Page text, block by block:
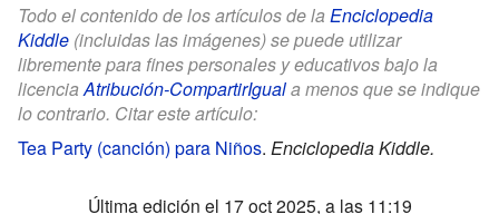
Todo el contenido de los artículos de la Enciclopedia
Kiddle (incluidas las imágenes) se puede utilizar
libremente para fines personales y educativos bajo la
licenciaAtribución-CompartirIguala menos que se indique
lo contrario. Citar este artículo:
Tea Party (canción) para Niños. Enciclopedia Kiddle.
Última edición el 17 oct 2025, a las 11:19